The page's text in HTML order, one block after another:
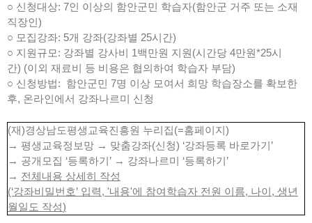
○ 신청대상: 7인 이상의 함안군민 학습자(함안군 거주 또는 소재
직장인)
○ 모집강좌: 5개 강좌(강좌별 25시간)
○ 지원규모: 강좌별 강사비 1백만원 지원(시간당 4만원*25시
간) (이외 재료비 등 비용은 협의하여 학습자 부담)
○ 신청방법: 함안군민 7명 이상 모여서 희망 학습장소를 확보한
후, 온라인에서 강좌나르미 신청
(재)경상남도평생교육진흥원 누리집(=홈페이지)
→ 평생교육정보망 → 맞춤강좌(신청) ‘강좌등록 바로가기’
→ 공개모집 ‘등록하기’ → 강좌나르미 ‘등록하기’
→ 전체내용 상세히 작성
(‘강좌비밀번호’ 입력, '내용'에 참여학습자 전원 이름, 나이, 생년
월일 도 작성)